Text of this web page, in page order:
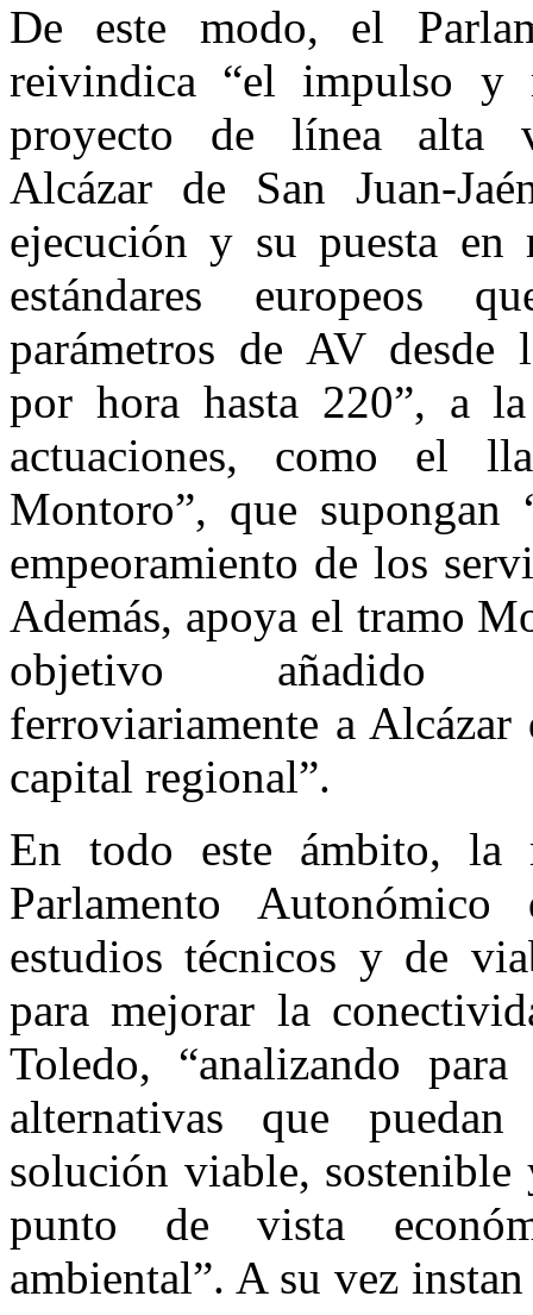
De este modo, el
reivindica “el impulso y
proyecto de línea alta
Alcázar de San Juan-
ejecución y su puesta en
estándares europeos
parámetros de AV desde
por hora hasta 220”, a
actuaciones, como el
Montoro”, que supongan
empeoramiento de los
Además, apoya el tramo
objetivo añadido
ferroviariamente a Alcázar
capital regional”.
En todo este ámbito, la
Parlamento
estudios técnicos y de
para mejorar la
Toledo, “analizando
alternativas que
solución viable, sostenible
punto de vista
ambiental”. A su vez